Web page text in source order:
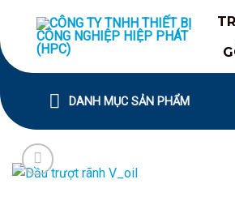
nội
dung
DANH MỤC SẢN PHẨM